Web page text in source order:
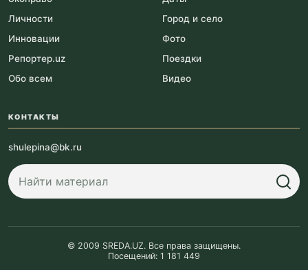
Личности
Город и село
Инновации
Фото
Репортер.uz
Поездки
Обо всем
Видео
КОНТАКТЫ
shulepina@bk.ru
© 2009 SREDA.UZ. Все права защищены.
Посещений: 1 181 449